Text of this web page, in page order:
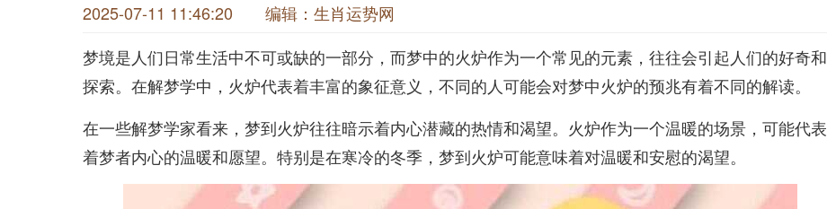
2025-07-11 11:46:20 编辑：生肖运势网
梦境是人们日常生活中不可或缺的一部分，而梦中的火炉作为一个常见的元素，往往会引起人们的好奇和
探索。在解梦学中，火炉代表着丰富的象征意义，不同的人可能会对梦中火炉的预兆有着不同的解读。
在一些解梦学家看来，梦到火炉往往暗示着内心潜藏的热情和渴望。火炉作为一个温暖的场景，可能代表
着梦者内心的温暖和愿望。特别是在寒冷的冬季，梦到火炉可能意味着对温暖和安慰的渴望。